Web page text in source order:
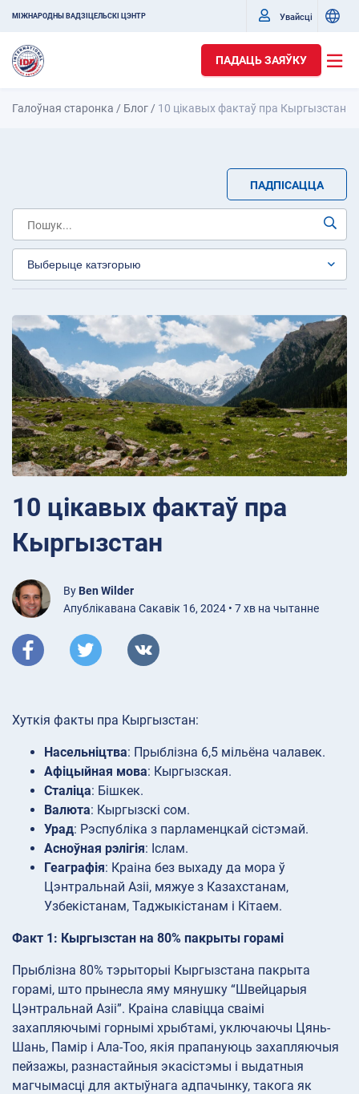
МІЖНАРОДНЫ ВАДЗІЦЕЛЬСКІ ЦЭНТР Увайсці
ПАДАЦЬ ЗАЯЎКУ
Галоўная старонка / Блог / 10 цікавых фактаў пра Кыргызстан
ПАДПІСАЦЦА
10 цікавых фактаў пра
Кыргызстан
By Ben Wilder
Апублікавана Сакавік 16, 2024 • 7 хв на чытанне
Хуткія факты пра Кыргызстан:
Насельніцтва: Прыблізна 6,5 мільёна чалавек.
Афіцыйная мова: Кыргызская.
Сталіца: Бішкек.
Валюта: Кыргызскі сом.
Урад: Рэспубліка з парламенцкай сістэмай.
Асноўная рэлігія: Іслам.
Геаграфія: Краіна без выхаду да мора ў
Цэнтральнай Азіі, мяжуе з Казахстанам,
Узбекістанам, Таджыкістанам і Кітаем.
Факт 1: Кыргызстан на 80% пакрыты горамі
Прыблізна 80% тэрыторыі Кыргызстана пакрыта
горамі, што прынесла яму мянушку “Швейцарыя
Цэнтральнай Азіі”. Краіна славіцца сваімі
захапляючымі горнымі хрыбтамі, уключаючы Цянь-
Шань, Памір і Ала-Тоо, якія прапануюць захапляючыя
пейзажы, разнастайныя экасістэмы і выдатныя
магчымасці для актыўнага адпачынку, такога як